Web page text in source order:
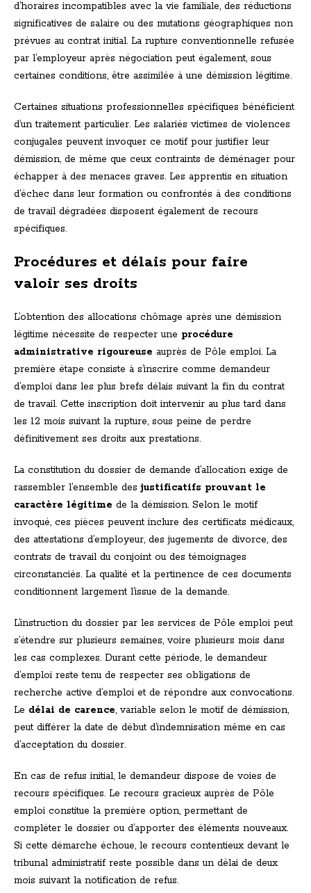
d’horaires incompatibles avec la vie familiale, des réductions
significatives de salaire ou des mutations géographiques non
prévues au contrat initial. La rupture conventionnelle refusée
par l’employeur après négociation peut également, sous
certaines conditions, être assimilée à une démission légitime.
Certaines situations professionnelles spécifiques bénéficient
d’un traitement particulier. Les salariés victimes de violences
conjugales peuvent invoquer ce motif pour justifier leur
démission, de même que ceux contraints de déménager pour
échapper à des menaces graves. Les apprentis en situation
d’échec dans leur formation ou confrontés à des conditions
de travail dégradées disposent également de recours
spécifiques.
Procédures et délais pour faire
valoir ses droits
L’obtention des allocations chômage après une démission
légitime nécessite de respecter une procédure
administrative rigoureuse auprès de Pôle emploi. La
première étape consiste à s’inscrire comme demandeur
d’emploi dans les plus brefs délais suivant la fin du contrat
de travail. Cette inscription doit intervenir au plus tard dans
les 12 mois suivant la rupture, sous peine de perdre
définitivement ses droits aux prestations.
La constitution du dossier de demande d’allocation exige de
rassembler l’ensemble desjustificatifs prouvant le
caractère légitime de la démission. Selon le motif
invoqué, ces pièces peuvent inclure des certificats médicaux,
des attestations d’employeur, des jugements de divorce, des
contrats de travail du conjoint ou des témoignages
circonstanciés. La qualité et la pertinence de ces documents
conditionnent largement l’issue de la demande.
L’instruction du dossier par les services de Pôle emploi peut
s’étendre sur plusieurs semaines, voire plusieurs mois dans
les cas complexes. Durant cette période, le demandeur
d’emploi reste tenu de respecter ses obligations de
recherche active d’emploi et de répondre aux convocations.
Le délai de carence, variable selon le motif de démission,
peut différer la date de début d’indemnisation même en cas
d’acceptation du dossier.
En cas de refus initial, le demandeur dispose de voies de
recours spécifiques. Le recours gracieux auprès de Pôle
emploi constitue la première option, permettant de
compléter le dossier ou d’apporter des éléments nouveaux.
Si cette démarche échoue, le recours contentieux devant le
tribunal administratif reste possible dans un délai de deux
mois suivant la notification de refus.